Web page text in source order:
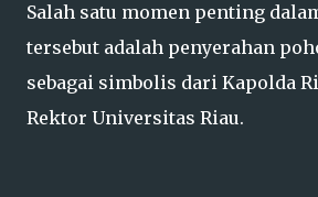
Salah satu momen penting
tersebut adalah penyerahan
sebagai simbolis dari Kapolda
Rektor Universitas Riau.